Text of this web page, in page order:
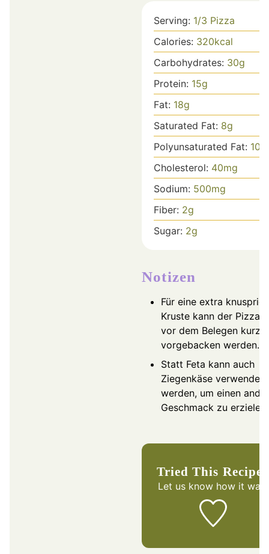
Serving: 1/3 Pizza
Calories: 320kcal
Carbohydrates: 30g
Protein: 15g
Fat: 18g
Saturated Fat: 8g
Polyunsaturated Fat: 10
Cholesterol: 40mg
Sodium: 500mg
Fiber: 2g
Sugar: 2g
Notizen
Für eine extra
Kruste kann der
vor dem Belegen kurz
vorgebacken werden.
Statt Feta kann auch
Ziegenkäse verwendet
werden, um einen
Geschmack zu erzielen.
Tried This Recipe?
Let us know how it was!